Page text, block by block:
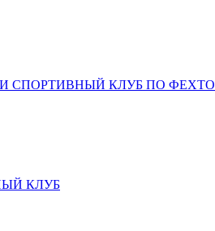
СПОРТИВНЫЙ КЛУБ ПО
КЛУБ